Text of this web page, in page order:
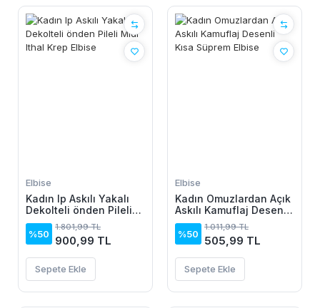
Elbise
Kadın Ip Askılı Yakalı
Dekolteli önden Pileli
Midi Ithal Krep Elbise
%50
1.801,99 TL
900,99 TL
Sepete Ekle
Elbise
Kadın Omuzlardan Açık
Askılı Kamuflaj Desenli
Kısa Süprem Elbise
%50
1.011,99 TL
505,99 TL
Sepete Ekle